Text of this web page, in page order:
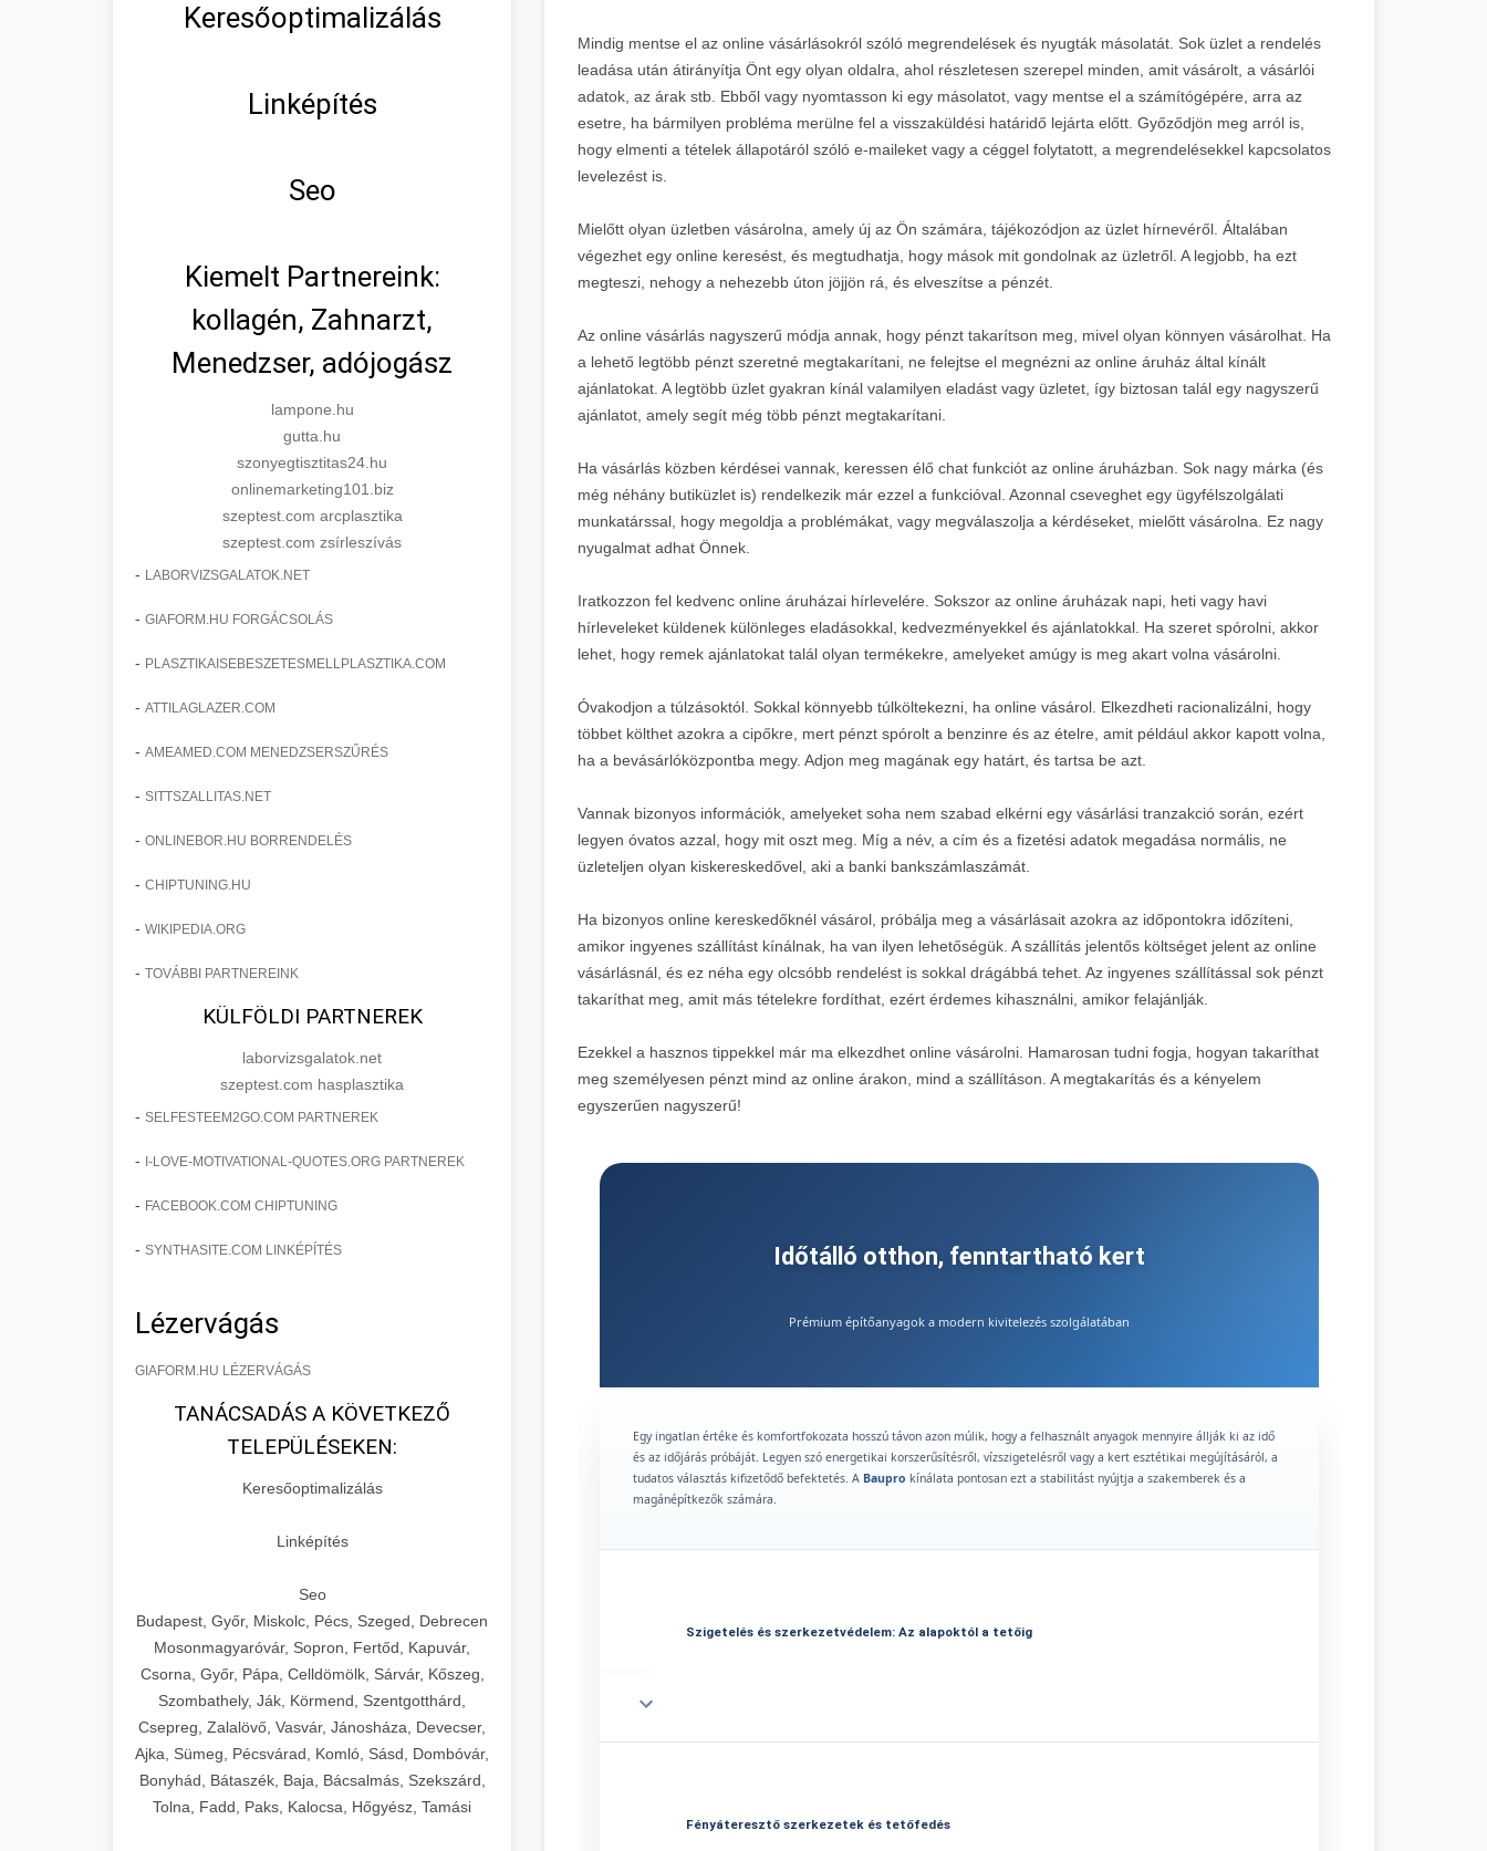
Keresőoptimalizálás
Linképítés
Seo
Kiemelt Partnereink:
kollagén, Zahnarzt,
Menedzser, adójogász
lampone.hu
gutta.hu
szonyegtisztitas24.hu
onlinemarketing101.biz
szeptest.com arcplasztika
szeptest.com zsírleszívás
- LABORVIZSGALATOK.NET
- GIAFORM.HU FORGÁCSOLÁS
- PLASZTIKAISEBESZETESMELLPLASZTIKA.COM
- ATTILAGLAZER.COM
- AMEAMED.COM MENEDZSERSZŰRÉS
- SITTSZALLITAS.NET
- ONLINEBOR.HU BORRENDELÉS
- CHIPTUNING.HU
- WIKIPEDIA.ORG
- TOVÁBBI PARTNEREINK
KÜLFÖLDI PARTNEREK
laborvizsgalatok.net
szeptest.com hasplasztika
- SELFESTEEM2GO.COM PARTNEREK
- I-LOVE-MOTIVATIONAL-QUOTES.ORG PARTNEREK
- FACEBOOK.COM CHIPTUNING
- SYNTHASITE.COM LINKÉPÍTÉS
Lézervágás
GIAFORM.HU LÉZERVÁGÁS
TANÁCSADÁS A KÖVETKEZŐ
TELEPÜLÉSEKEN:
Keresőoptimalizálás
Linképítés
Seo
Budapest, Győr, Miskolc, Pécs, Szeged, Debrecen
Mosonmagyaróvár, Sopron, Fertőd, Kapuvár,
Csorna, Győr, Pápa, Celldömölk, Sárvár, Kőszeg,
Szombathely, Ják, Körmend, Szentgotthárd,
Csepreg, Zalalövő, Vasvár, Jánosháza, Devecser,
Ajka, Sümeg, Pécsvárad, Komló, Sásd, Dombóvár,
Bonyhád, Bátaszék, Baja, Bácsalmás, Szekszárd,
Tolna, Fadd, Paks, Kalocsa, Hőgyész, Tamási
Mindig mentse el az online vásárlásokról szóló megrendelések és nyugták másolatát. Sok üzlet a rendelés
leadása után átirányítja Önt egy olyan oldalra, ahol részletesen szerepel minden, amit vásárolt, a vásárlói
adatok, az árak stb. Ebből vagy nyomtasson ki egy másolatot, vagy mentse el a számítógépére, arra az
esetre, ha bármilyen probléma merülne fel a visszaküldési határidő lejárta előtt. Győződjön meg arról is,
hogy elmenti a tételek állapotáról szóló e-maileket vagy a céggel folytatott, a megrendelésekkel kapcsolatos
levelezést is.
Mielőtt olyan üzletben vásárolna, amely új az Ön számára, tájékozódjon az üzlet hírnevéről. Általában
végezhet egy online keresést, és megtudhatja, hogy mások mit gondolnak az üzletről. A legjobb, ha ezt
megteszi, nehogy a nehezebb úton jöjjön rá, és elveszítse a pénzét.
Az online vásárlás nagyszerű módja annak, hogy pénzt takarítson meg, mivel olyan könnyen vásárolhat. Ha
a lehető legtöbb pénzt szeretné megtakarítani, ne felejtse el megnézni az online áruház által kínált
ajánlatokat. A legtöbb üzlet gyakran kínál valamilyen eladást vagy üzletet, így biztosan talál egy nagyszerű
ajánlatot, amely segít még több pénzt megtakarítani.
Ha vásárlás közben kérdései vannak, keressen élő chat funkciót az online áruházban. Sok nagy márka (és
még néhány butiküzlet is) rendelkezik már ezzel a funkcióval. Azonnal cseveghet egy ügyfélszolgálati
munkatárssal, hogy megoldja a problémákat, vagy megválaszolja a kérdéseket, mielőtt vásárolna. Ez nagy
nyugalmat adhat Önnek.
Iratkozzon fel kedvenc online áruházai hírlevelére. Sokszor az online áruházak napi, heti vagy havi
hírleveleket küldenek különleges eladásokkal, kedvezményekkel és ajánlatokkal. Ha szeret spórolni, akkor
lehet, hogy remek ajánlatokat talál olyan termékekre, amelyeket amúgy is meg akart volna vásárolni.
Óvakodjon a túlzásoktól. Sokkal könnyebb túlköltekezni, ha online vásárol. Elkezdheti racionalizálni, hogy
többet költhet azokra a cipőkre, mert pénzt spórolt a benzinre és az ételre, amit például akkor kapott volna,
ha a bevásárlóközpontba megy. Adjon meg magának egy határt, és tartsa be azt.
Vannak bizonyos információk, amelyeket soha nem szabad elkérni egy vásárlási tranzakció során, ezért
legyen óvatos azzal, hogy mit oszt meg. Míg a név, a cím és a fizetési adatok megadása normális, ne
üzleteljen olyan kiskereskedővel, aki a banki bankszámlaszámát.
Ha bizonyos online kereskedőknél vásárol, próbálja meg a vásárlásait azokra az időpontokra időzíteni,
amikor ingyenes szállítást kínálnak, ha van ilyen lehetőségük. A szállítás jelentős költséget jelent az online
vásárlásnál, és ez néha egy olcsóbb rendelést is sokkal drágábbá tehet. Az ingyenes szállítással sok pénzt
takaríthat meg, amit más tételekre fordíthat, ezért érdemes kihasználni, amikor felajánlják.
Ezekkel a hasznos tippekkel már ma elkezdhet online vásárolni. Hamarosan tudni fogja, hogyan takaríthat
meg személyesen pénzt mind az online árakon, mind a szállításon. A megtakarítás és a kényelem
egyszerűen nagyszerű!
Időtálló otthon, fenntartható kert
Prémium építőanyagok a modern kivitelezés szolgálatában
Egy ingatlan értéke és komfortfokozata hosszú távon azon múlik, hogy a felhasznált anyagok mennyire állják ki az idő
és az időjárás próbáját. Legyen szó energetikai korszerűsítésről, vízszigetelésről vagy a kert esztétikai megújításáról, a
tudatos választás kifizetődő befektetés. A Baupro kínálata pontosan ezt a stabilitást nyújtja a szakemberek és a
magánépítkezők számára.
Szigetelés és szerkezetvédelem: Az alapoktól a tetőig
lap szigetelés
alkalmazása elengedhetetlen. A természetes anyagok kedvelői számára a kiváló tűzállóságú és
Fényáteresztő szerkezetek és tetőfedés